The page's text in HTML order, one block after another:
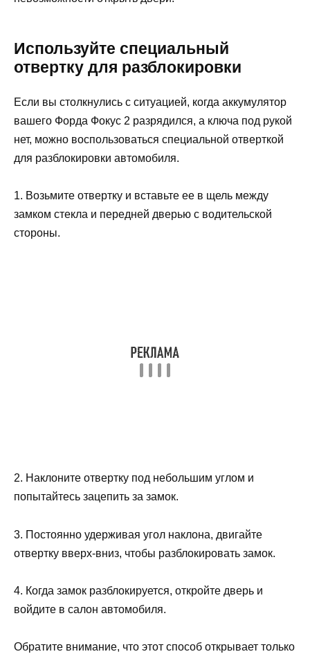
Используйте специальный
отвертку для разблокировки
Если вы столкнулись с ситуацией, когда аккумулятор
вашего Форда Фокус 2 разрядился, а ключа под рукой
нет, можно воспользоваться специальной отверткой
для разблокировки автомобиля.
1. Возьмите отвертку и вставьте ее в щель между
замком стекла и передней дверью с водительской
стороны.
2. Наклоните отвертку под небольшим углом и
попытайтесь зацепить за замок.
3. Постоянно удерживая угол наклона, двигайте
отвертку вверх-вниз, чтобы разблокировать замок.
4. Когда замок разблокируется, откройте дверь и
войдите в салон автомобиля.
Обратите внимание, что этот способ открывает только